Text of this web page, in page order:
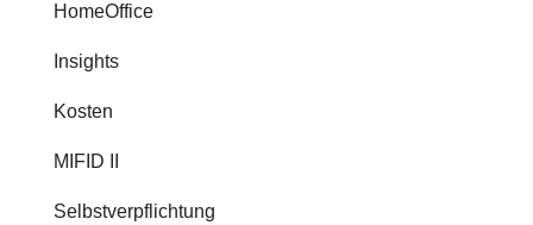
HomeOffice
Insights
Kosten
MIFID II
Selbstverpflichtung